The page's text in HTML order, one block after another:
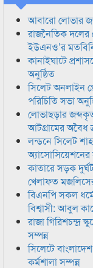
আবারো লোভার
রাজনৈতিক দলের
ইউএনও’র
কানাইঘাটে
অনুষ্ঠিত
সিলেট অনলাইন
পরিচিতি সভা
লোভাছড়ার
আটগ্রামের অবৈধ
লন্ডনে সিলেট
অ্যাসোসিয়েশনের
কাতারে সড়ক
খেলাফত
বিএনপি সকল
বিশ্বাসী: আবুল
রাজা গিরিশচন্দ্র
সম্পন্ন
সিলেটে
কর্মশালা সম্পন্ন